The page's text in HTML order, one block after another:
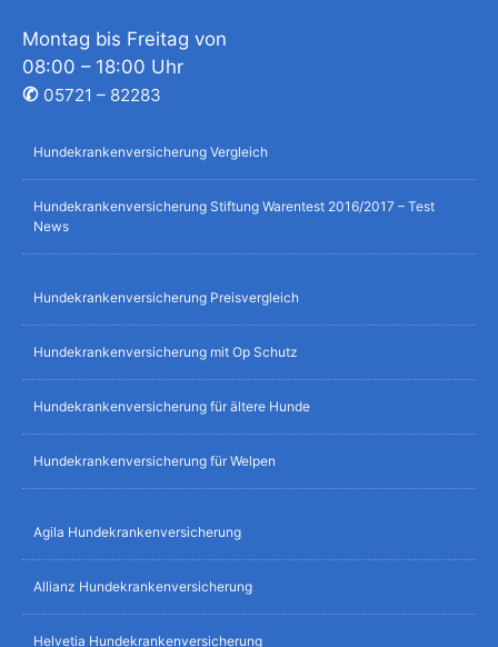
Montag bis Freitag von
08:00 – 18:00 Uhr
✆ 05721 – 82283
Hundekrankenversicherung Vergleich
Hundekrankenversicherung Stiftung Warentest 2016/2017 – Test
News
Hundekrankenversicherung Preisvergleich
Hundekrankenversicherung mit Op Schutz
Hundekrankenversicherung für ältere Hunde
Hundekrankenversicherung für Welpen
Agila Hundekrankenversicherung
Allianz Hundekrankenversicherung
Helvetia Hundekrankenversicherung